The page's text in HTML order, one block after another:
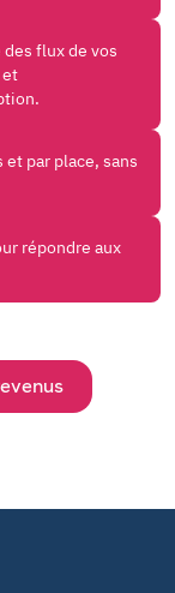
flux de vos
et
et par place, sans
répondre aux